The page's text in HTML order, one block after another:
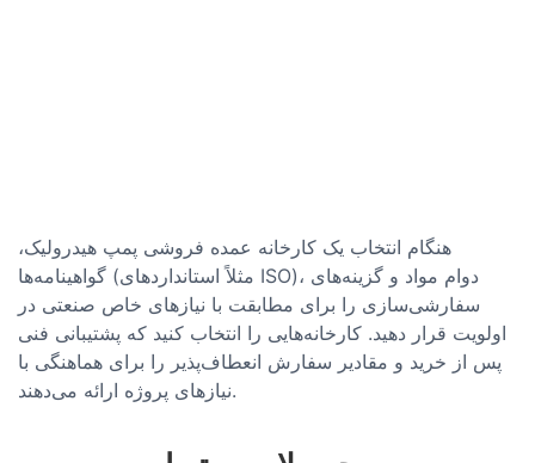
هنگام انتخاب یک کارخانه عمده فروشی پمپ هیدرولیک،
گواهینامه‌ها (مثلاً استانداردهای ISO)، دوام مواد و گزینه‌های
سفارشی‌سازی را برای مطابقت با نیازهای خاص صنعتی در
اولویت قرار دهید. کارخانه‌هایی را انتخاب کنید که پشتیبانی فنی
پس از خرید و مقادیر سفارش انعطاف‌پذیر را برای هماهنگی با
نیازهای پروژه ارائه می‌دهند.